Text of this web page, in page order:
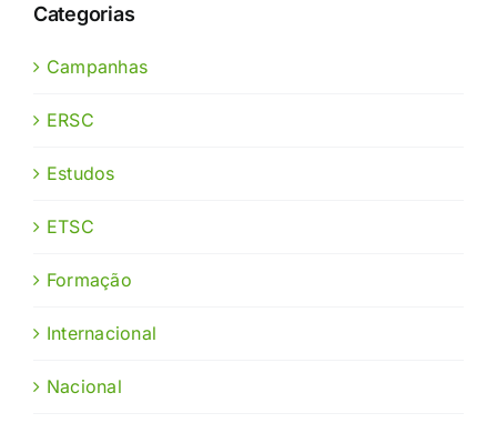
Categorias
Campanhas
ERSC
Estudos
ETSC
Formação
Internacional
Nacional